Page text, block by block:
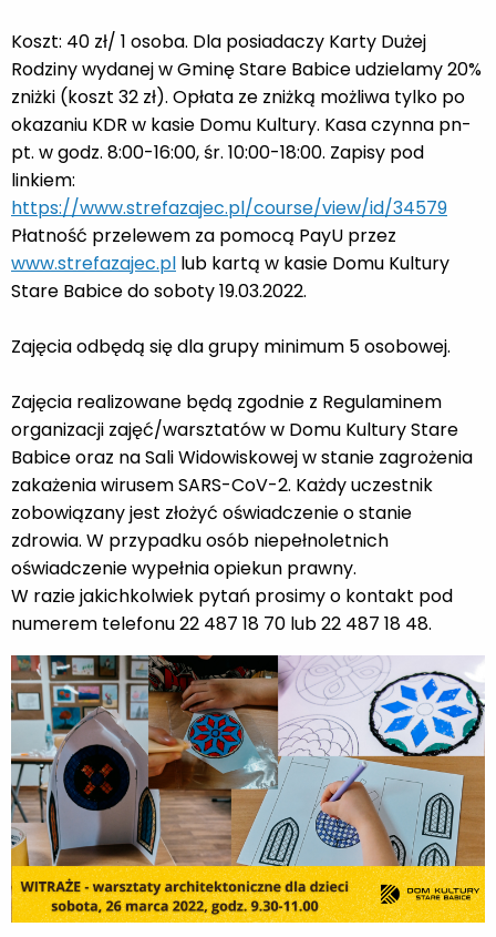
Koszt: 40 zł/ 1 osoba. Dla posiadaczy Karty Dużej
Rodziny wydanej w Gminę Stare Babice udzielamy 20%
zniżki (koszt 32 zł). Opłata ze zniżką możliwa tylko po
okazaniu KDR w kasie Domu Kultury. Kasa czynna pn-
pt. w godz. 8:00-16:00, śr. 10:00-18:00. Zapisy pod
linkiem:
https://www.strefazajec.pl/course/view/id/34579
Płatność przelewem za pomocą PayU przez
www.strefazajec.pl lub kartą w kasie Domu Kultury
Stare Babice do soboty 19.03.2022.
Zajęcia odbędą się dla grupy minimum 5 osobowej.
Zajęcia realizowane będą zgodnie z Regulaminem
organizacji zajęć/warsztatów w Domu Kultury Stare
Babice oraz na Sali Widowiskowej w stanie zagrożenia
zakażenia wirusem SARS-CoV-2. Każdy uczestnik
zobowiązany jest złożyć oświadczenie o stanie
zdrowia. W przypadku osób niepełnoletnich
oświadczenie wypełnia opiekun prawny.
​W razie jakichkolwiek pytań prosimy o kontakt pod
numerem telefonu 22 487 18 70 lub 22 487 18 48.